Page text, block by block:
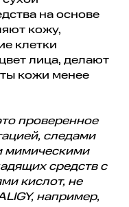
на основе
кожу,
клетки
лица, делают
кожи менее
проверенное
следами
мимическими
средств с
кислот, не
например,